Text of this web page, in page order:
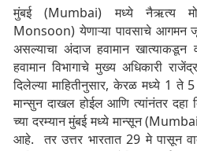
मुंबई (Mumbai) मध्ये नैऋत्य
Monsoon) येणाऱ्या पावसाचे आगमन
असल्याचा अंदाज हवामान खात्याकडून
हवामान विभागाचे मुख्य अधिकारी
दिलेल्या माहितीनुसार, केरळ मध्ये 1 ते
मान्सुन दाखल होईल आणि त्यांनंतर
च्या दरम्यान मुंबई मध्ये मान्सून
आहे. तर उत्तर भारतात 29 मे पासून